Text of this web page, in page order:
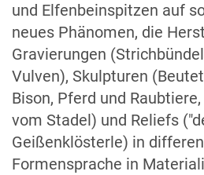
und Elfenbeinspitzen auf
neues Phänomen, die
Gravierungen
Vulven), Skulpturen
Bison, Pferd und
vom Stadel) und Reliefs
Geißenklösterle) in
Formensprache in